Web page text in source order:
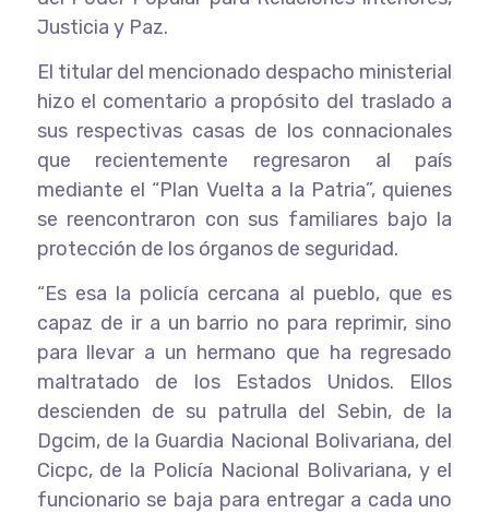
Justicia y Paz.
El titular del mencionado despacho ministerial
hizo el comentario a propósito del traslado a
sus respectivas casas de los connacionales
que recientemente regresaron al país
mediante el “Plan Vuelta a la Patria”, quienes
se reencontraron con sus familiares bajo la
protección de los órganos de seguridad.
“Es esa la policía cercana al pueblo, que es
capaz de ir a un barrio no para reprimir, sino
para llevar a un hermano que ha regresado
maltratado de los Estados Unidos. Ellos
descienden de su patrulla del Sebin, de la
Dgcim, de la Guardia Nacional Bolivariana, del
Cicpc, de la Policía Nacional Bolivariana, y el
funcionario se baja para entregar a cada uno